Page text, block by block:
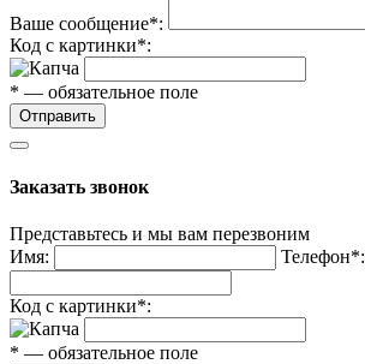
Ваше сообщение*:
Код с картинки*:
* — обязательное поле
Отправить
Заказать звонок
Представьтесь и мы вам перезвоним
Имя:
Телефон*:
Код с картинки*:
* — обязательное поле